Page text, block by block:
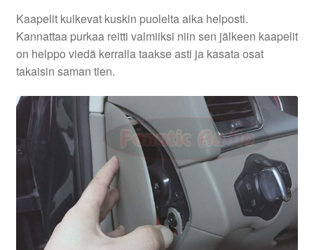
Kaapelit kulkevat kuskin puolelta aika helposti.
Kannattaa purkaa reitti valmiiksi niin sen jälkeen kaapelit
on helppo viedä kerralla taakse asti ja kasata osat
takaisin saman tien.